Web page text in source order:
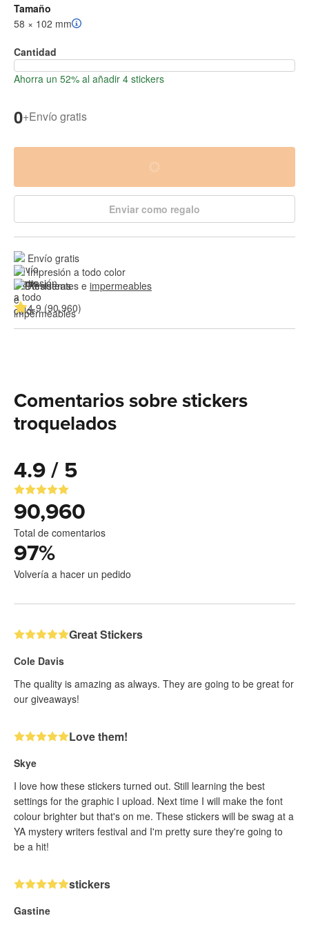
Tamaño
58 × 102 mm
Cantidad
Ahorra un 52% al añadir 4 stickers
0+Envío gratis
Enviar como regalo
Envío gratis
Impresión a todo color
Resistentes e impermeables
4.9 (90,960)
Comentarios sobre stickers
troquelados
4.9 / 5
90,960
Total de comentarios
97%
Volvería a hacer un pedido
Great Stickers
Cole Davis
The quality is amazing as always. They are going to be great for
our giveaways!
Love them!
Skye
I love how these stickers turned out. Still learning the best
settings for the graphic I upload. Next time I will make the font
colour brighter but that's on me. These stickers will be swag at a
YA mystery writers festival and I'm pretty sure they're going to
be a hit!
stickers
Gastine